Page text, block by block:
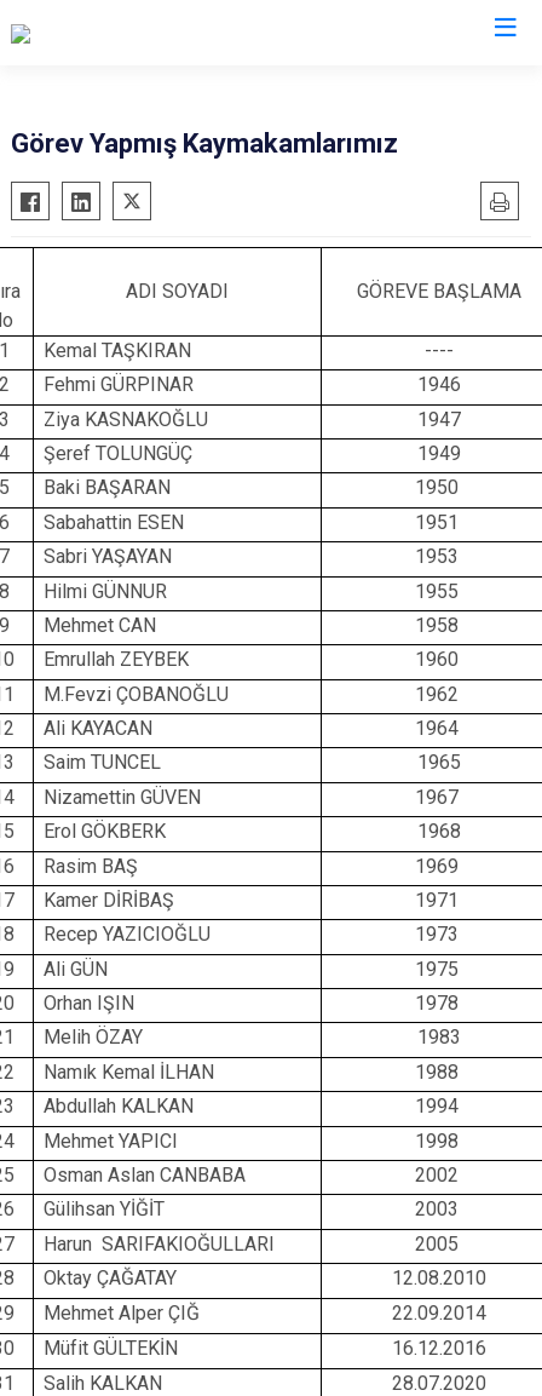
Bahçe
Düziçi
Kadirli
Sumbas
Toprakkale
Görev Yapmış Kaymakamlarımız
ADI SOYADI GÖREVE BAŞLAMA
Kemal TAŞKIRAN
----
Fehmi GÜRPINAR
1946
Ziya KASNAKOĞLU
1947
Şeref TOLUNGÜÇ
1949
Baki BAŞARAN
1950
Sabahattin ESEN
1951
Sabri YAŞAYAN
1953
Hilmi GÜNNUR
1955
Mehmet CAN
1958
Emrullah ZEYBEK
1960
M.Fevzi ÇOBANOĞLU
1962
Ali KAYACAN
1964
Saim TUNCEL
1965
Nizamettin GÜVEN
1967
Erol GÖKBERK
1968
Rasim BAŞ
1969
Kamer DİRİBAŞ
1971
Recep YAZICIOĞLU
1973
Ali GÜN
1975
Orhan IŞIN
1978
Melih ÖZAY
1983
Namık Kemal İLHAN
1988
Abdullah KALKAN
1994
Mehmet YAPICI
1998
Osman Aslan CANBABA
2002
Gülihsan YİĞİT
2003
Harun SARIFAKIOĞULLARI
2005
Oktay ÇAĞATAY
12.08.2010
Mehmet Alper ÇIĞ
22.09.2014
Müfit GÜLTEKİN
16.12.2016
Salih KALKAN
28.07.2020